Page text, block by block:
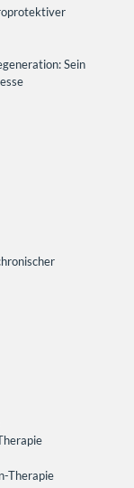
Sein
Therapie